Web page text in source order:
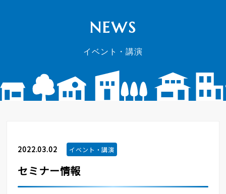
NEWS
イベント・講演
2022.03.02 イベント・講演
セミナー情報